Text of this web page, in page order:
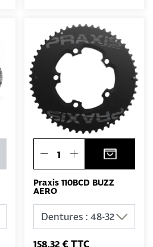
Praxis 110BCD BUZZ
AERO
158,32 € TTC